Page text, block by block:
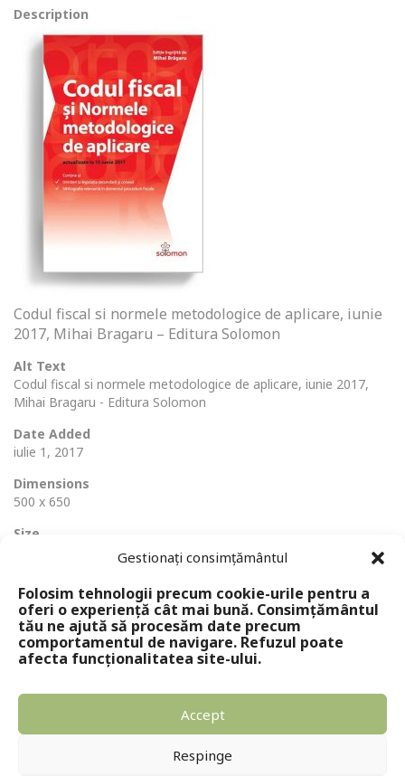
Gestionați consimțământul
Folosim tehnologii precum cookie-urile pentru a
oferi o experiență cât mai bună. Consimțământul
tău ne ajută să procesăm date precum
comportamentul de navigare. Refuzul poate
afecta funcționalitatea site-ului.
Accept
Respinge
Description
Codul fiscal si normele metodologice de aplicare, iunie
2017, Mihai Bragaru – Editura Solomon
Alt Text
Codul fiscal si normele metodologice de aplicare, iunie 2017,
Mihai Bragaru - Editura Solomon
Date Added
iulie 1, 2017
Dimensions
500 x 650
Size